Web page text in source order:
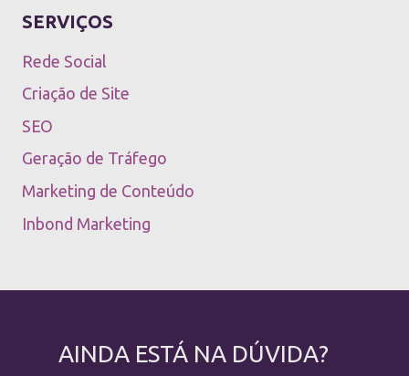
SERVIÇOS
Rede Social
Criação de Site
SEO
Geração de Tráfego
Marketing de Conteúdo
Inbond Marketing
AINDA ESTÁ NA DÚVIDA?